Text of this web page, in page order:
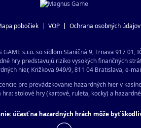
pobočiek VOP Ochrana osobných údajov
GAME s.r.o. so sídlom Staničná 9, Trnava 917 01,
hry predstavujú riziko vysokých finančných
hier, Križkova 949/9, 811 04 Bratislava, e-
pre prevádzkovanie hazardných hier v
stolové hry (kartové, ruleta, kocky) a
účasť na hazardných hrách môže byť